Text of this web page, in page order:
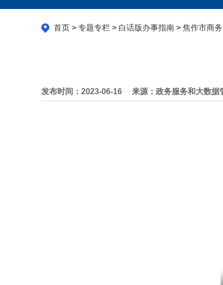
首页> 专题专栏 > 白话版办事指南> 焦作市商
发布时间：2023-06-16 来源：政务服务和大数据